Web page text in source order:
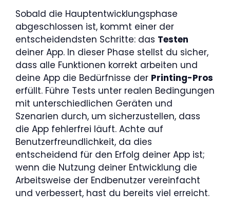
Sobald die Hauptentwicklungsphase
abgeschlossen ist, kommt einer der
entscheidendsten Schritte: das Testen
deiner App. In dieser Phase stellst du sicher,
dass alle Funktionen korrekt arbeiten und
deine App die Bedürfnisse der Printing-Pros
erfüllt. Führe Tests unter realen Bedingungen
mit unterschiedlichen Geräten und
Szenarien durch, um sicherzustellen, dass
die App fehlerfrei läuft. Achte auf
Benutzerfreundlichkeit, da dies
entscheidend für den Erfolg deiner App ist;
wenn die Nutzung deiner Entwicklung die
Arbeitsweise der Endbenutzer vereinfacht
und verbessert, hast du bereits viel erreicht.